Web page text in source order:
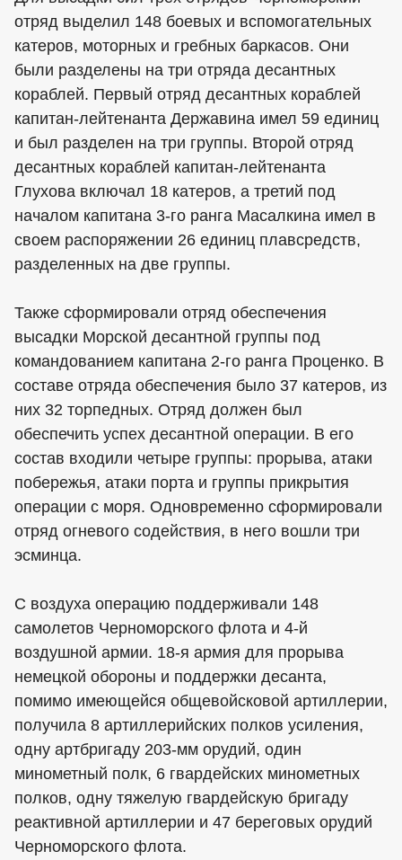
отряд выделил 148 боевых и вспомогательных
катеров, моторных и гребных баркасов. Они
были разделены на три отряда десантных
кораблей. Первый отряд десантных кораблей
капитан-лейтенанта Державина имел 59 единиц
и был разделен на три группы. Второй отряд
десантных кораблей капитан-лейтенанта
Глухова включал 18 катеров, а третий под
началом капитана 3-го ранга Масалкина имел в
своем распоряжении 26 единиц плавсредств,
разделенных на две группы.
Также сформировали отряд обеспечения
высадки Морской десантной группы под
командованием капитана 2-го ранга Проценко. В
составе отряда обеспечения было 37 катеров, из
них 32 торпедных. Отряд должен был
обеспечить успех десантной операции. В его
состав входили четыре группы: прорыва, атаки
побережья, атаки порта и группы прикрытия
операции с моря. Одновременно сформировали
отряд огневого содействия, в него вошли три
эсминца.
С воздуха операцию поддерживали 148
самолетов Черноморского флота и 4-й
воздушной армии. 18-я армия для прорыва
немецкой обороны и поддержки десанта,
помимо имеющейся общевойсковой артиллерии,
получила 8 артиллерийских полков усиления,
одну артбригаду 203-мм орудий, один
минометный полк, 6 гвардейских минометных
полков, одну тяжелую гвардейскую бригаду
реактивной артиллерии и 47 береговых орудий
Черноморского флота.